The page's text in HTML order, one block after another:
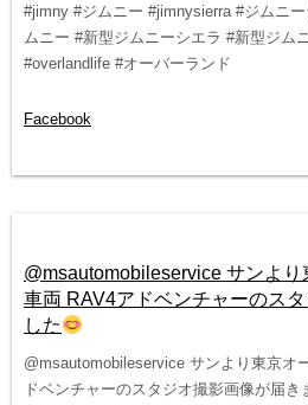
#jimny #ジムニー #jimnysierra #ジムニ
ムニー #新型ジムニーシエラ #新型ジム
#overlandlife #オーバーランド
Facebook
@msautomobileservice サンよ
車両 RAV4アドベンチャーのス
した
@msautomobileservice サンより東京オ
ドベンチャーのスタジオ撮影画像が届き